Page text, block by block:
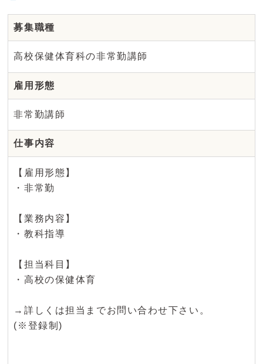
募集職種
高校保健体育科の非常勤講師
雇用形態
非常勤講師
仕事内容
【雇用形態】
・非常勤
【業務内容】
・教科指導
【担当科目】
・高校の保健体育
→詳しくは担当までお問い合わせ下さい。
(※登録制)